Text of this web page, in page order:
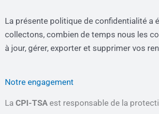
La présente politique de confidentialité a
collectons, combien de temps nous les
à jour, gérer, exporter et supprimer vos
Notre engagement
La CPI-TSA est responsable de la